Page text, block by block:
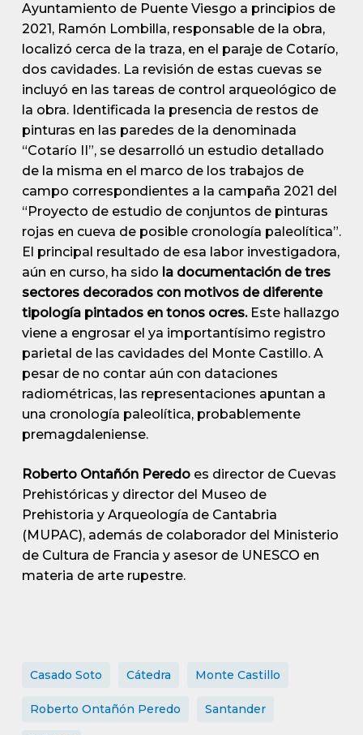
Ayuntamiento de Puente Viesgo a principios de
2021, Ramón Lombilla, responsable de la obra,
localizó cerca de la traza, en el paraje de Cotarío,
dos cavidades. La revisión de estas cuevas se
incluyó en las tareas de control arqueológico de
la obra. Identificada la presencia de restos de
pinturas en las paredes de la denominada
“Cotarío II”, se desarrolló un estudio detallado
de la misma en el marco de los trabajos de
campo correspondientes a la campaña 2021 del
“Proyecto de estudio de conjuntos de pinturas
rojas en cueva de posible cronología paleolítica”.
El principal resultado de esa labor investigadora,
aún en curso, ha sido la documentación de tres
sectores decorados con motivos de diferente
tipología pintados en tonos ocres.Este hallazgo
viene a engrosar el ya importantísimo registro
parietal de las cavidades del Monte Castillo. A
pesar de no contar aún con dataciones
radiométricas, las representaciones apuntan a
una cronología paleolítica, probablemente
premagdaleniense.
Roberto Ontañón Peredoes director de Cuevas
Prehistóricas y director del Museo de
Prehistoria y Arqueología de Cantabria
(MUPAC), además de colaborador del Ministerio
de Cultura de Francia y asesor de UNESCO en
materia de arte rupestre.
Casado Soto Cátedra Monte Castillo
Roberto Ontañón Peredo Santander